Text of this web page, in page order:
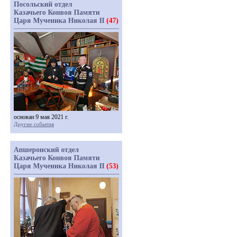
Посольский отдел
Казачьего Конвоя Памяти
Царя Мученика Николая II (47)
основан 9 мая 2021 г.
Другие события
Апшеронский отдел
Казачьего Конвоя Памяти
Царя Мученика Николая II (53)